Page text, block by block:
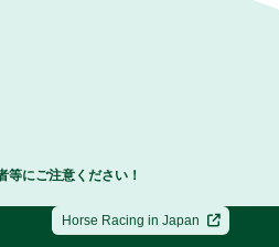
等にご注意ください！
Horse Racing in Japan